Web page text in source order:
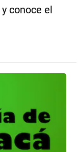
conoce el